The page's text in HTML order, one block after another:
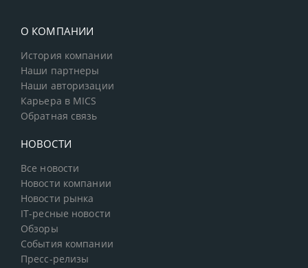
О КОМПАНИИ
История компании
Наши партнеры
Наши авторизации
Карьера в MICS
Обратная связь
НОВОСТИ
Все новости
Новости компании
Новости рынка
IT-ресные новости
Обзоры
События компании
Пресс-релизы